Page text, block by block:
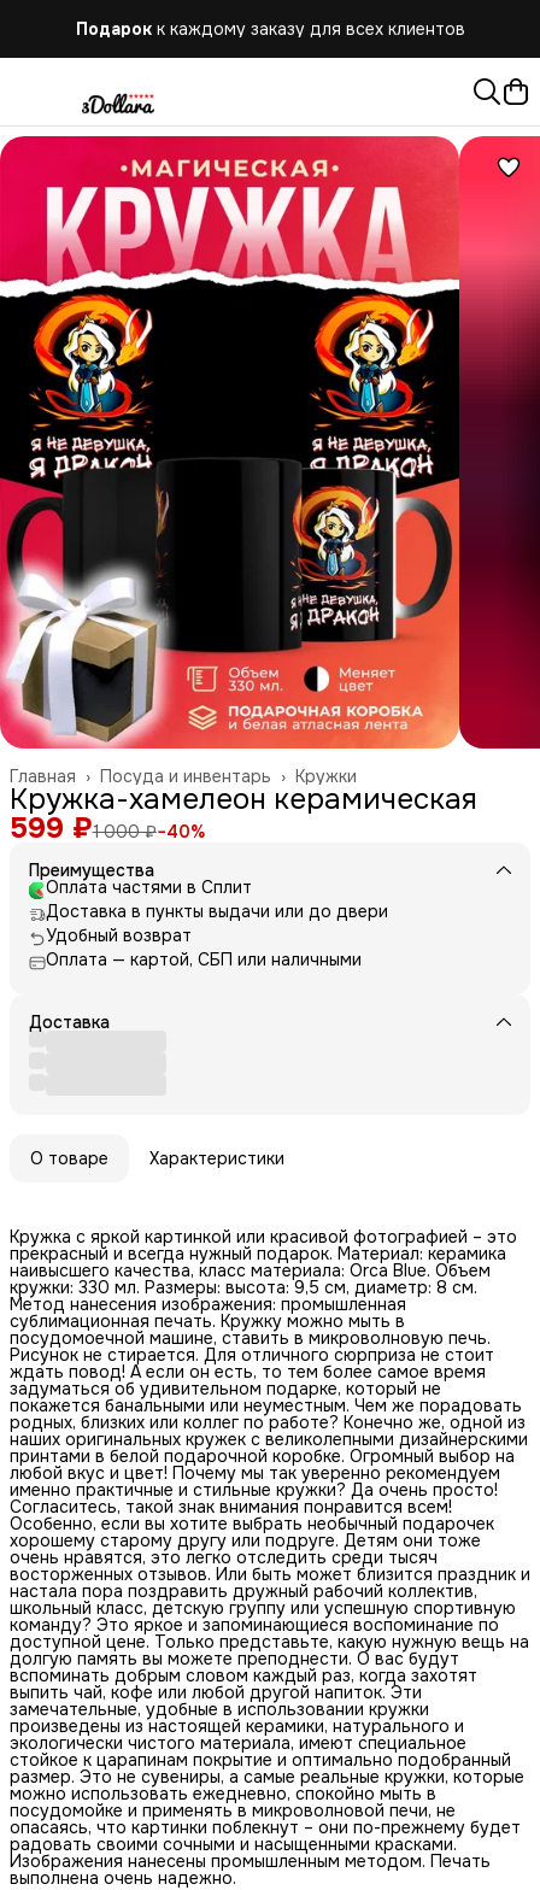
Бесплатная доставка при заказе от 10.000 руб.
Кружки
Посуда и инвентарь ›
Главная ›
Кружка-хамелеон керамическая
599 ₽1 000 ₽−40%
Преимущества
Оплата частями в Сплит
Доставка в пункты выдачи или до двери
Удобный возврат
Оплата — картой, СБП или наличными
Доставка
О товаре Характеристики
Кружка с яркой картинкой или красивой фотографией – это
прекрасный и всегда нужный подарок. Материал: керамика
наивысшего качества, класс материала: Orca Blue. Объем
кружки: 330 мл. Размеры: высота: 9,5 см, диаметр: 8 см.
Метод нанесения изображения: промышленная
сублимационная печать. Кружку можно мыть в
посудомоечной машине, ставить в микроволновую печь.
Рисунок не стирается. Для отличного сюрприза не стоит
ждать повод! А если он есть, то тем более самое время
задуматься об удивительном подарке, который не
покажется банальными или неуместным. Чем же порадовать
родных, близких или коллег по работе? Конечно же, одной из
наших оригинальных кружек с великолепными дизайнерскими
принтами в белой подарочной коробке. Огромный выбор на
любой вкус и цвет! Почему мы так уверенно рекомендуем
именно практичные и стильные кружки? Да очень просто!
Согласитесь, такой знак внимания понравится всем!
Особенно, если вы хотите выбрать необычный подарочек
хорошему старому другу или подруге. Детям они тоже
очень нравятся, это легко отследить среди тысяч
восторженных отзывов. Или быть может близится праздник и
настала пора поздравить дружный рабочий коллектив,
школьный класс, детскую группу или успешную спортивную
команду? Это яркое и запоминающиеся воспоминание по
доступной цене. Только представьте, какую нужную вещь на
долгую память вы можете преподнести. О вас будут
вспоминать добрым словом каждый раз, когда захотят
выпить чай, кофе или любой другой напиток. Эти
замечательные, удобные в использовании кружки
произведены из настоящей керамики, натурального и
экологически чистого материала, имеют специальное
стойкое к царапинам покрытие и оптимально подобранный
размер. Это не сувениры, а самые реальные кружки, которые
можно использовать ежедневно, спокойно мыть в
посудомойке и применять в микроволновой печи, не
опасаясь, что картинки поблекнут – они по-прежнему будет
радовать своими сочными и насыщенными красками.
Изображения нанесены промышленным методом. Печать
выполнена очень надежно.